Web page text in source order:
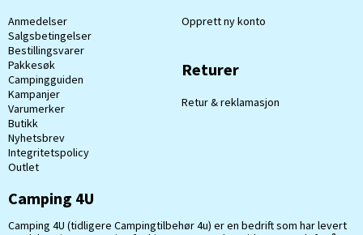
Anmedelser
Salgsbetingelser
Bestillingsvarer
Pakkesøk
Campingguiden
Kampanjer
Varumerker
Butikk
Nyhetsbrev
Integritetspolicy
Outlet
Opprett ny konto
Returer
Retur & reklamasjon
Camping 4U
Camping 4U (tidligere Campingtilbehør 4u) er en bedrift som har levert